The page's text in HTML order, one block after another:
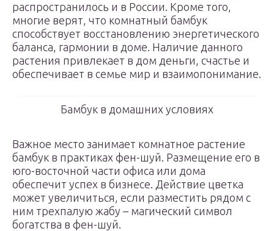
распространилось и в России. Кроме того,
многие верят, что комнатный бамбук
способствует восстановлению энергетического
баланса, гармонии в доме. Наличие данного
растения привлекает в дом деньги, счастье и
обеспечивает в семье мир и взаимопонимание.
Бамбук в домашних условиях
Важное место занимает комнатное растение
бамбук в практиках фен-шуй. Размещение его в
юго-восточной части офиса или дома
обеспечит успех в бизнесе. Действие цветка
может увеличиться, если разместить рядом с
ним трехпалую жабу – магический символ
богатства в фен-шуй.